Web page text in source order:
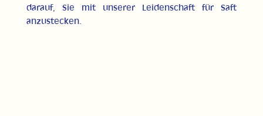
darauf, Sie mit unserer Leidenschaft für Saft
anzustecken.